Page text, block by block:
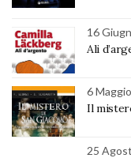
16
Ali
6
Il
25